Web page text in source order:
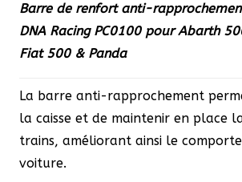
PC0100
pour
Abarth
Barre de renfort anti-
DNA RacingPC0100pour Abarth
Fiat 500 & Panda
La barre anti-rapprochement
la caisse et de maintenir en place
trains, améliorant ainsi le
voiture.